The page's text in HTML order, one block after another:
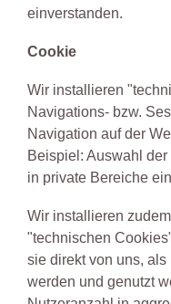
einverstanden.
Cookie
Wir installieren
Navigations- bzw.
Navigation auf der
Beispiel: Auswahl
in private Bereiche
Wir installieren
"technischen
sie direkt von uns,
werden und genutzt